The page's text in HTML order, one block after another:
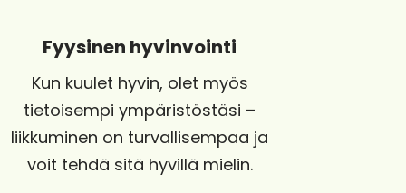
Fyysinen hyvinvointi
Kun kuulet hyvin, olet myös
tietoisempi ympäristöstäsi –
liikkuminen on turvallisempaa ja
voit tehdä sitä hyvillä mielin.